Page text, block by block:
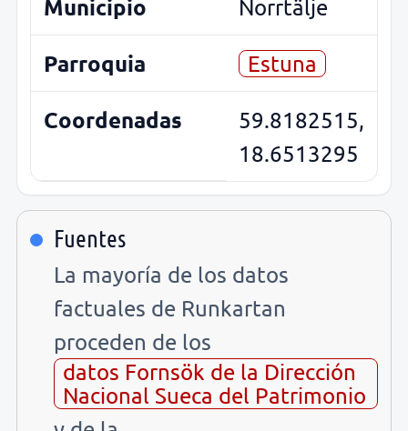
Municipio Norrtälje
Parroquia Estuna
Coordenadas
59.8182515,
18.6513295
Fuentes
La mayoría de los datos
factuales de Runkartan
proceden de los
datos Fornsök de la Dirección
Nacional Sueca del Patrimonio